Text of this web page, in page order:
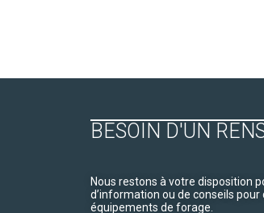
BESOIN D'UN
Nous restons à votre disposition
d’information ou de conseils pour
équipements de forage.